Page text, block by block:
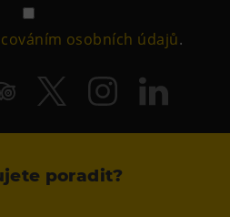
osobních údajů.
poradit?